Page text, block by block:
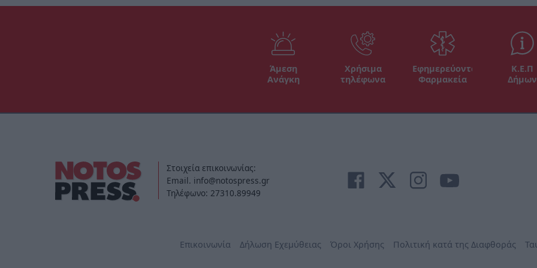
Άμεση
Ανάγκη
Χρήσιμα
τηλέφωνα
Εφημερεύοντα
Φαρμακεία
Κ.Ε.Π
Δήμων
Στοιχεία επικοινωνίας:
Email. info@notospress.gr
Τηλέφωνο: 27310.89949
Επικοινωνία Δήλωση Εχεμύθειας Όροι Χρήσης Πολιτική κατά της Διαφθοράς